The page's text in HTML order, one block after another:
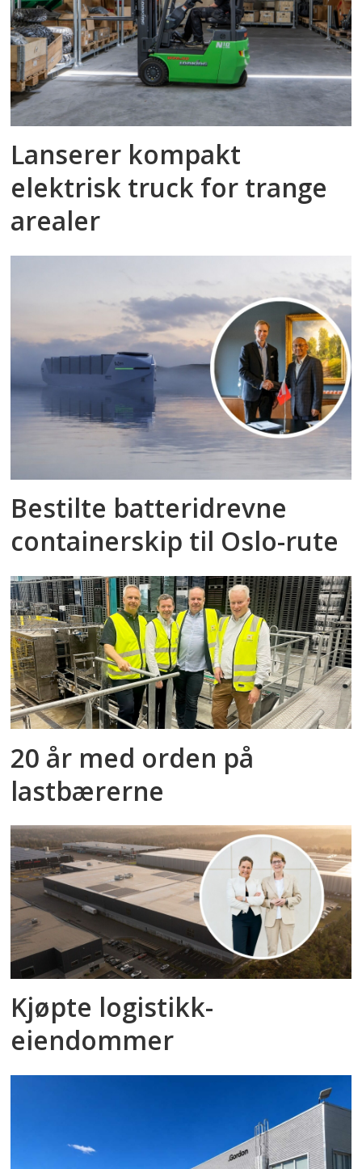
Lanserer kompakt
elektrisk truck for trange
arealer
Bestilte batteridrevne
containerskip til Oslo-rute
20 år med orden på
lastbærerne
Kjøpte logistikk­
eiendommer